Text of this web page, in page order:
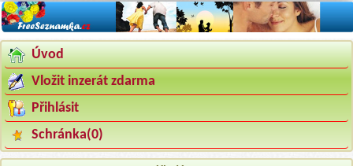
Úvod
Vložit inzerát zdarma
Přihlásit
Schránka(0)